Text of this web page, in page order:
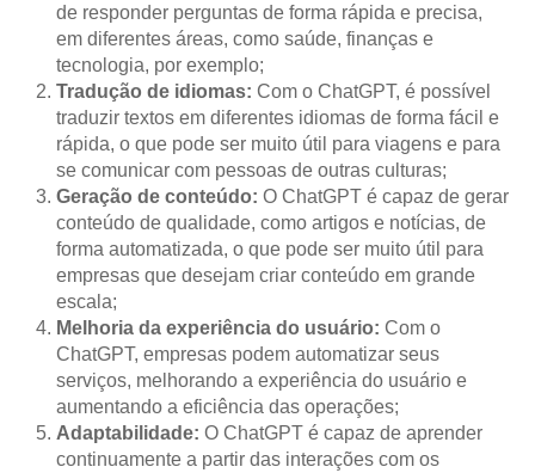
de responder perguntas de forma rápida e precisa,
em diferentes áreas, como saúde, finanças e
tecnologia, por exemplo;
Tradução de idiomas: Com o ChatGPT, é possível
traduzir textos em diferentes idiomas de forma fácil e
rápida, o que pode ser muito útil para viagens e para
se comunicar com pessoas de outras culturas;
Geração de conteúdo: O ChatGPT é capaz de gerar
conteúdo de qualidade, como artigos e notícias, de
forma automatizada, o que pode ser muito útil para
empresas que desejam criar conteúdo em grande
escala;
Melhoria da experiência do usuário: Com o
ChatGPT, empresas podem automatizar seus
serviços, melhorando a experiência do usuário e
aumentando a eficiência das operações;
Adaptabilidade:O ChatGPT é capaz de aprender
continuamente a partir das interações com os